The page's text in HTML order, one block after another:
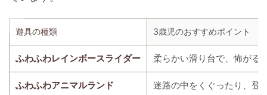
遊具の種類 3歳児のおすすめポイント
ふわふわレインボースライダー 柔らかい滑り台で、怖がる
ふわふわアニマルランド 迷路の中をくぐったり、登